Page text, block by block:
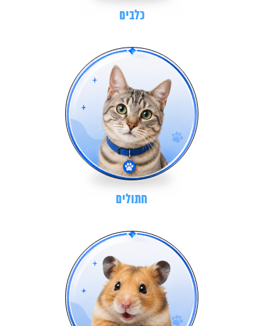
כלבים
חתולים